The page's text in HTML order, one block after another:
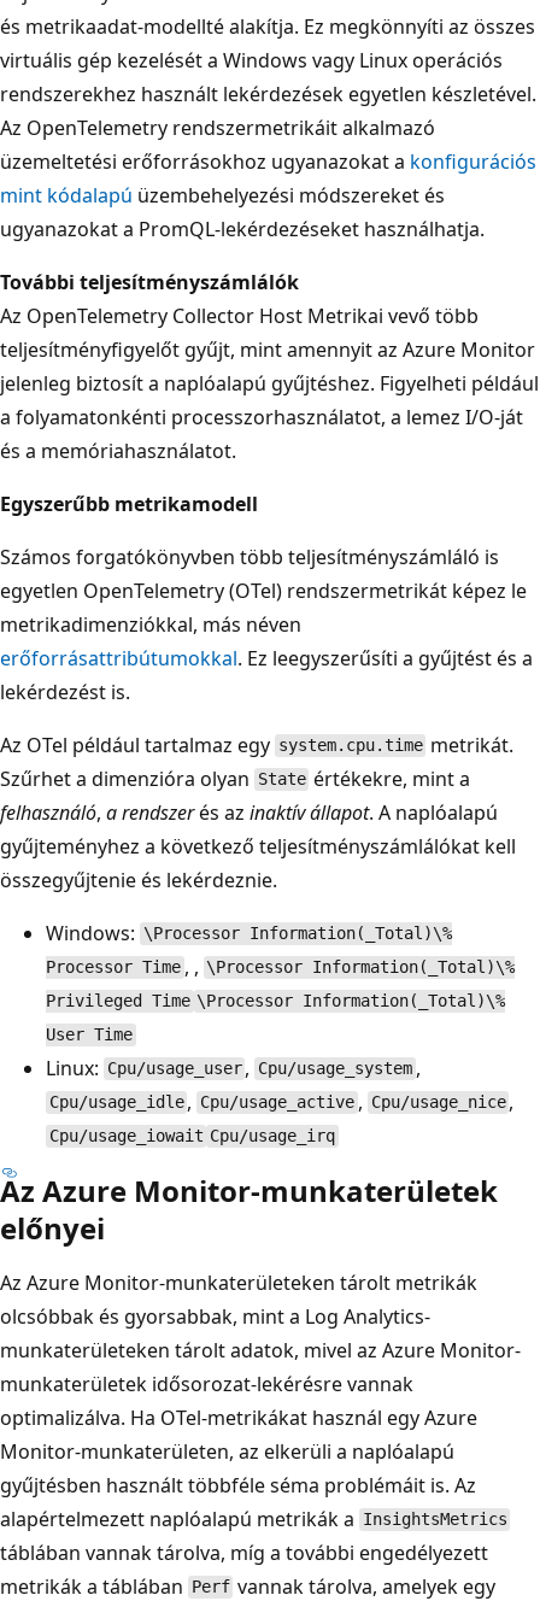
és metrikaadat-modellté alakítja. Ez megkönnyíti az összes
virtuális gép kezelését a Windows vagy Linux operációs
rendszerekhez használt lekérdezések egyetlen készletével.
Az OpenTelemetry rendszermetrikáit alkalmazó
üzemeltetési erőforrásokhoz ugyanazokat a konfigurációs
mint kódalapú üzembehelyezési módszereket és
ugyanazokat a PromQL-lekérdezéseket használhatja.
További teljesítményszámlálók
Az OpenTelemetry Collector Host Metrikai vevő több
teljesítményfigyelőt gyűjt, mint amennyit az Azure Monitor
jelenleg biztosít a naplóalapú gyűjtéshez. Figyelheti például
a folyamatonkénti processzorhasználatot, a lemez I/O-ját
és a memóriahasználatot.
Egyszerűbb metrikamodell
Számos forgatókönyvben több teljesítményszámláló is
egyetlen OpenTelemetry (OTel) rendszermetrikát képez le
metrikadimenziókkal, más néven
erőforrásattribútumokkal. Ez leegyszerűsíti a gyűjtést és a
lekérdezést is.
Az OTel például tartalmaz egy system.cpu.time metrikát.
Szűrhet a dimenzióra olyan State értékekre, mint a
felhasználó, a rendszerés az inaktív állapot. A naplóalapú
gyűjteményhez a következő teljesítményszámlálókat kell
összegyűjtenie és lekérdeznie.
Windows: \Processor Information(_Total)\%
Processor Time , , \Processor Information(_Total)\%
Privileged Time \Processor Information(_Total)\%
User Time
Linux: Cpu/usage_user , Cpu/usage_system ,
Cpu/usage_idle , Cpu/usage_active , Cpu/usage_nice ,
Cpu/usage_iowait Cpu/usage_irq
Az Azure Monitor-munkaterületek
előnyei
Az Azure Monitor-munkaterületeken tárolt metrikák
olcsóbbak és gyorsabbak, mint a Log Analytics-
munkaterületeken tárolt adatok, mivel az Azure Monitor-
munkaterületek idősorozat-lekérésre vannak
optimalizálva. Ha OTel-metrikákat használ egy Azure
Monitor-munkaterületen, az elkerüli a naplóalapú
gyűjtésben használt többféle séma problémáit is. Az
alapértelmezett naplóalapú metrikák a InsightsMetrics
táblában vannak tárolva, míg a további engedélyezett
metrikák a táblában Perf vannak tárolva, amelyek egy